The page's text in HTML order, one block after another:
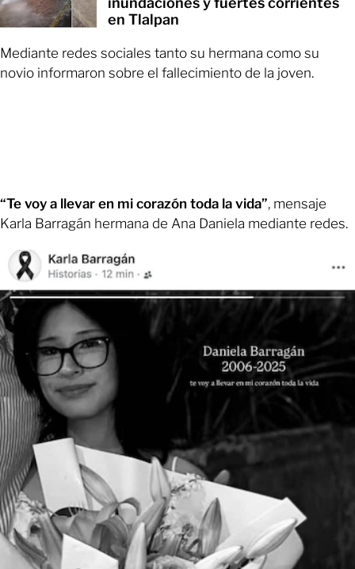
en Tlalpan
Mediante redes sociales tanto su hermana como su
novio informaron sobre el fallecimiento de la joven.
“Te voy a llevar en mi corazón toda la vida”, mensaje
Karla Barragán hermana de Ana Daniela mediante redes.